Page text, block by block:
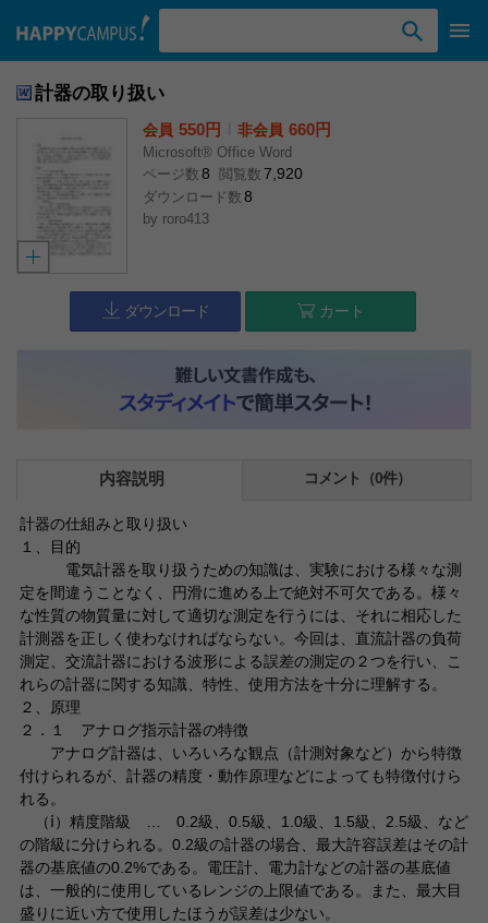
計器の取り扱い
会員 550円 非会員 660円
Microsoft® Office Word
ページ数 8 閲覧数 7,920
ダウンロード数 8
by roro413
ダウンロード カート
内容説明 コメント（0件）
計器の仕組みと取り扱い
１、目的
電気計器を取り扱うための知識は、実験における様々な測
定を間違うことなく、円滑に進める上で絶対不可欠である。様々
な性質の物質量に対して適切な測定を行うには、それに相応した
計測器を正しく使わなければならない。今回は、直流計器の負荷
測定、交流計器における波形による誤差の測定の２つを行い、こ
れらの計器に関する知識、特性、使用方法を十分に理解する。
２、原理
２．１ アナログ指示計器の特徴
アナログ計器は、いろいろな観点（計測対象など）から特徴
付けられるが、計器の精度・動作原理などによっても特徴付けら
れる。
（ⅰ）精度階級 … 0.2級、0.5級、1.0級、1.5級、2.5級、など
の階級に分けられる。0.2級の計器の場合、最大許容誤差はその計
器の基底値の0.2%である。電圧計、電力計などの計器の基底値
は、一般的に使用しているレンジの上限値である。また、最大目
盛りに近い方で使用したほうが誤差は少ない。